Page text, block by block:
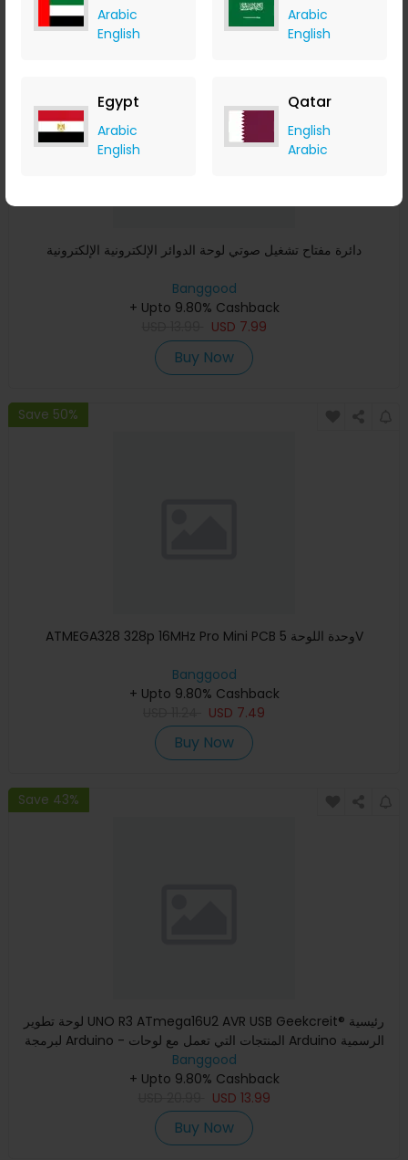
Arabic
English
Arabic
English
Egypt
Arabic
English
Qatar
English
Arabic
Save 30%
دائرة مفتاح تشغيل صوتي لوحة الدوائر الإلكترونية الإلكترونية
Banggood
+ Upto 9.80% Cashback
USD 7.99
Buy Now
Save 50%
ATMEGA328 328p 16MHz Pro Mini PCB وحدة اللوحة 5V
Banggood
+ Upto 9.80% Cashback
USD 7.49
Buy Now
Save 43%
لوحة تطوير UNO R3 ATmega16U2 AVR USB Geekcreit® رئيسية
لبرمجة Arduino - المنتجات التي تعمل مع لوحات Arduino الرسمية
Banggood
+ Upto 9.80% Cashback
USD 13.99
Buy Now